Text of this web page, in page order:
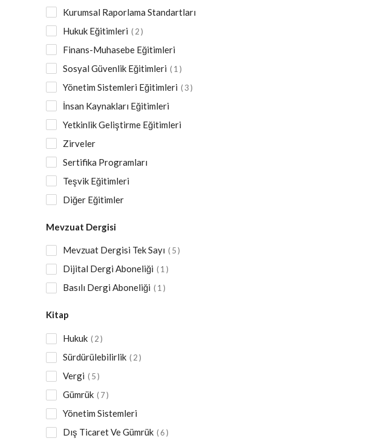
Kurumsal Raporlama Standartları
Hukuk Eğitimleri
2
Finans-Muhasebe Eğitimleri
Sosyal Güvenlik Eğitimleri
1
Yönetim Sistemleri Eğitimleri 3
İnsan Kaynakları Eğitimleri
Yetkinlik Geliştirme Eğitimleri
Zirveler
Sertifika Programları
Teşvik Eğitimleri
Diğer Eğitimler
Mevzuat Dergisi
Mevzuat Dergisi Tek Sayı 5
Dijital Dergi Aboneliği 1
Basılı Dergi Aboneliği 1
Kitap
Hukuk 2
Sürdürülebilirlik 2
Vergi 5
Gümrük 7
Yönetim Sistemleri
Dış Ticaret Ve Gümrük
6